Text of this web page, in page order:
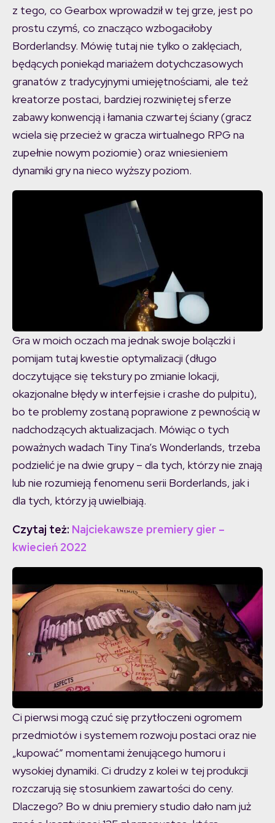
z tego, co Gearbox wprowadził w tej grze, jest po
prostu czymś, co znacząco wzbogaciłoby
Borderlandsy. Mówię tutaj nie tylko o zaklęciach,
będących poniekąd mariażem dotychczasowych
granatów z tradycyjnymi umiejętnościami, ale też
kreatorze postaci, bardziej rozwiniętej sferze
zabawy konwencją i łamania czwartej ściany (gracz
wciela się przecież w gracza wirtualnego RPG na
zupełnie nowym poziomie) oraz wniesieniem
dynamiki gry na nieco wyższy poziom.
Gra w moich oczach ma jednak swoje bolączki i
pomijam tutaj kwestie optymalizacji (długo
doczytujące się tekstury po zmianie lokacji,
okazjonalne błędy w interfejsie i crashe do pulpitu),
bo te problemy zostaną poprawione z pewnością w
nadchodzących aktualizacjach. Mówiąc o tych
poważnych wadach Tiny Tina’s Wonderlands, trzeba
podzielić je na dwie grupy – dla tych, którzy nie znają
lub nie rozumieją fenomenu serii Borderlands, jak i
dla tych, którzy ją uwielbiają.
Czytaj też: Najciekawsze premiery gier –
kwiecień 2022
Ci pierwsi mogą czuć się przytłoczeni ogromem
przedmiotów i systemem rozwoju postaci oraz nie
„kupować” momentami żenującego humoru i
wysokiej dynamiki. Ci drudzy z kolei w tej produkcji
rozczarują się stosunkiem zawartości do ceny.
Dlaczego? Bo w dniu premiery studio dało nam już